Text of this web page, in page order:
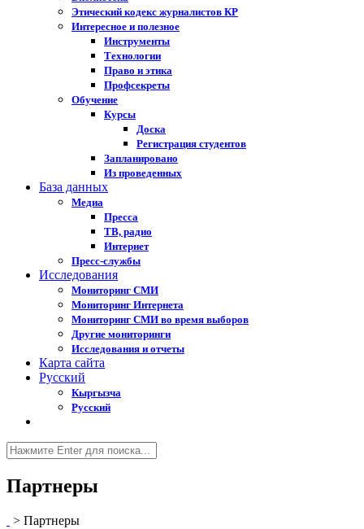
Этический кодекс журналистов КР
Интересное и полезное
Инструменты
Технологии
Право и этика
Профсекреты
Обучение
Курсы
Доска
Регистрация студентов
Запланировано
Из проведенных
База данных
Медиа
Пресса
ТВ, радио
Интернет
Пресс-службы
Исследования
Мониторинг СМИ
Мониторинг Интернета
Мониторинг СМИ во время выборов
Другие мониторинги
Исследования и отчеты
Карта сайта
Русский
Кыргызча
Русский
Партнеры
> Партнеры